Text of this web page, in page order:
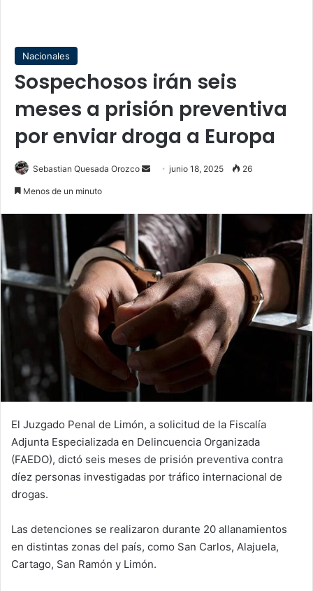
Nacionales
Sospechosos irán seis
meses a prisión preventiva
por enviar droga a Europa
Sebastian Quesada Orozco
Sendjunio 18, 2025 26
Menos de un minuto
El Juzgado Penal de Limón, a solicitud de la Fiscalía
Adjunta Especializada en Delincuencia Organizada
(FAEDO), dictó seis meses de prisión preventiva contra
díez personas investigadas por tráfico internacional de
drogas.
Las detenciones se realizaron durante 20 allanamientos
en distintas zonas del país, como San Carlos, Alajuela,
Cartago, San Ramón y Limón.